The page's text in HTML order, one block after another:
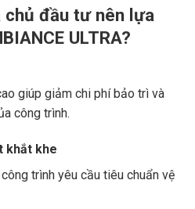
chủ đầu tư nên lựa
ULTRA?
giúp giảm chi phí bảo trì và
công trình.
khắt khe
trình yêu cầu tiêu chuẩn vệ